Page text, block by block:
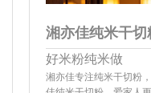
湘亦佳纯米干
好米粉纯米做
湘亦佳专注纯米干切粉